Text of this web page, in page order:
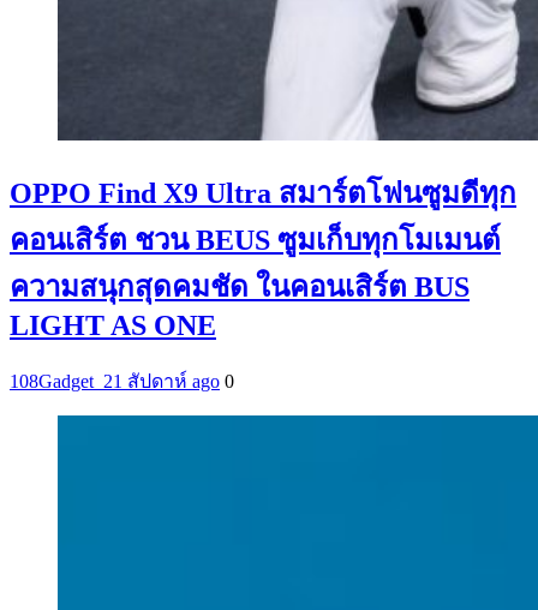
OPPO Find X9 Ultra สมาร์ตโฟนซูมดีทุก
คอนเสิร์ต ชวน BEUS ซูมเก็บทุกโมเมนต์
ความสนุกสุดคมชัด ในคอนเสิร์ต BUS
LIGHT AS ONE
108Gadget_21 สัปดาห์ ago 0